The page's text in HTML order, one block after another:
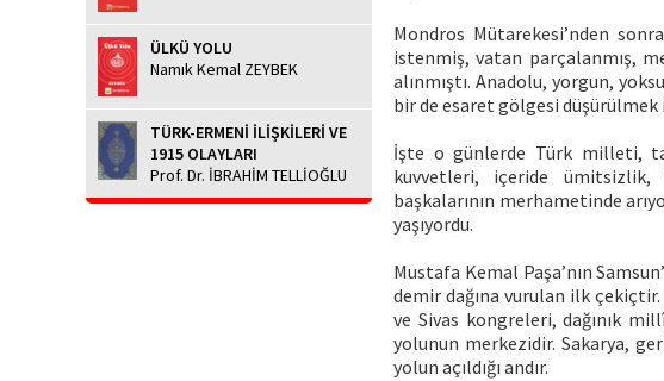
ÜLKÜ YOLU
Namık Kemal ZEYBEK
TÜRK-ERMENİ İLİŞKİLERİ VE
1915 OLAYLARI
Prof. Dr. İBRAHİM TELLİOĞLU
Mondros Mütarekesi’nden
istenmiş, vatan parçalanmış,
alınmıştı. Anadolu, yorgun,
bir de esaret gölgesi düşürülmek
İşte o günlerde Türk milleti,
kuvvetleri, içeride ümitsizlik,
başkalarının merhametinde
yaşıyordu.
Mustafa Kemal Paşa’nın
demir dağına vurulan ilk
ve Sivas kongreleri, dağınık
yolunun merkezidir. Sakarya,
yolun açıldığı andır.